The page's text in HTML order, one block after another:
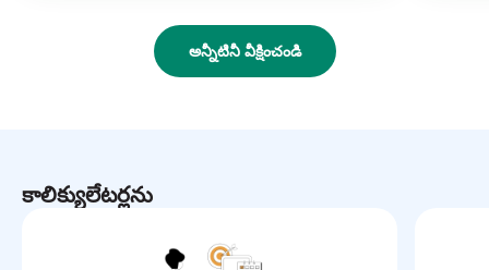
అన్నీటినీ వీక్షించండి
కాలిక్యులేటర్లను